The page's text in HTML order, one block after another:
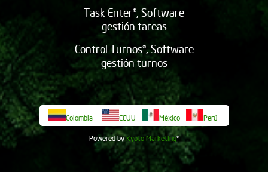
Task Enter®, Software
gestión tareas
Control Turnos®, Software
gestión turnos
Colombia EEUU México Perú
Powered by KyotoMarketing©